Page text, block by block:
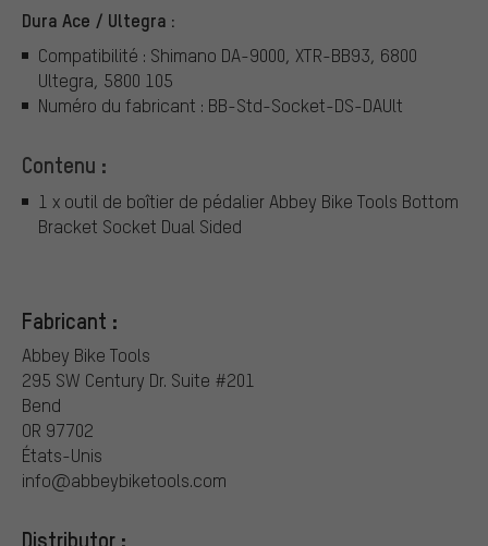
Dura Ace / Ultegra :
Compatibilité : Shimano DA-9000, XTR-BB93, 6800
Ultegra, 5800 105
Numéro du fabricant : BB-Std-Socket-DS-DAUlt
Contenu :
1 x outil de boîtier de pédalier Abbey Bike Tools Bottom
Bracket Socket Dual Sided
Fabricant :
Abbey Bike Tools
295 SW Century Dr. Suite #201
Bend
OR 97702
États-Unis
info@abbeybiketools.com
Distributor :